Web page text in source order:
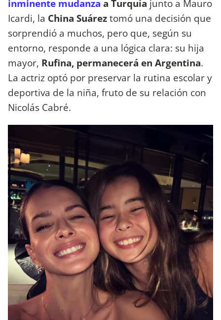
inminente mudanza a Turquía junto a Mauro
Icardi, la China Suáreztomó una decisión que
sorprendió a muchos, pero que, según su
entorno, responde a una lógica clara: su hija
mayor, Rufina, permanecerá en Argentina.
La actriz optó por preservar la rutina escolar y
deportiva de la niña, fruto de su relación con
Nicolás Cabré.